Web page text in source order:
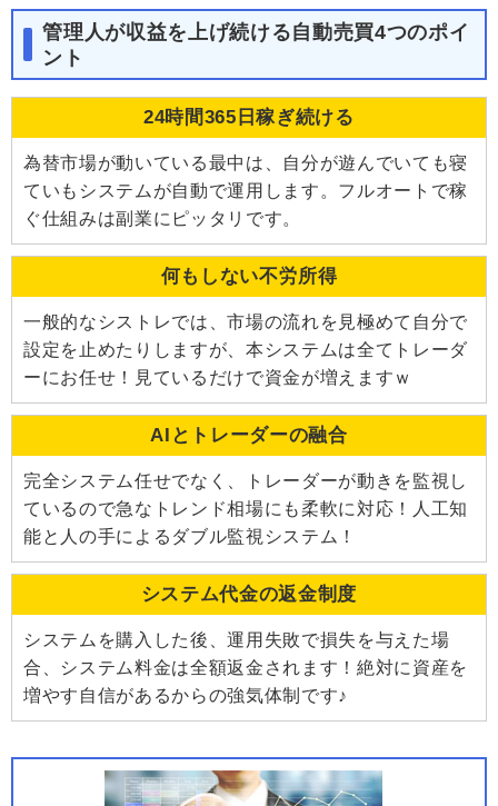
管理人が収益を上げ続ける自動売買4つのポイ
ント
24時間365日稼ぎ続ける
為替市場が動いている最中は、自分が遊んでいても寝
ていもシステムが自動で運用します。フルオートで稼
ぐ仕組みは副業にピッタリです。
何もしない不労所得
一般的なシストレでは、市場の流れを見極めて自分で
設定を止めたりしますが、本システムは全てトレーダ
ーにお任せ！見ているだけで資金が増えますｗ
AIとトレーダーの融合
完全システム任せでなく、トレーダーが動きを監視し
ているので急なトレンド相場にも柔軟に対応！人工知
能と人の手によるダブル監視システム！
システム代金の返金制度
システムを購入した後、運用失敗で損失を与えた場
合、システム料金は全額返金されます！絶対に資産を
増やす自信があるからの強気体制です♪